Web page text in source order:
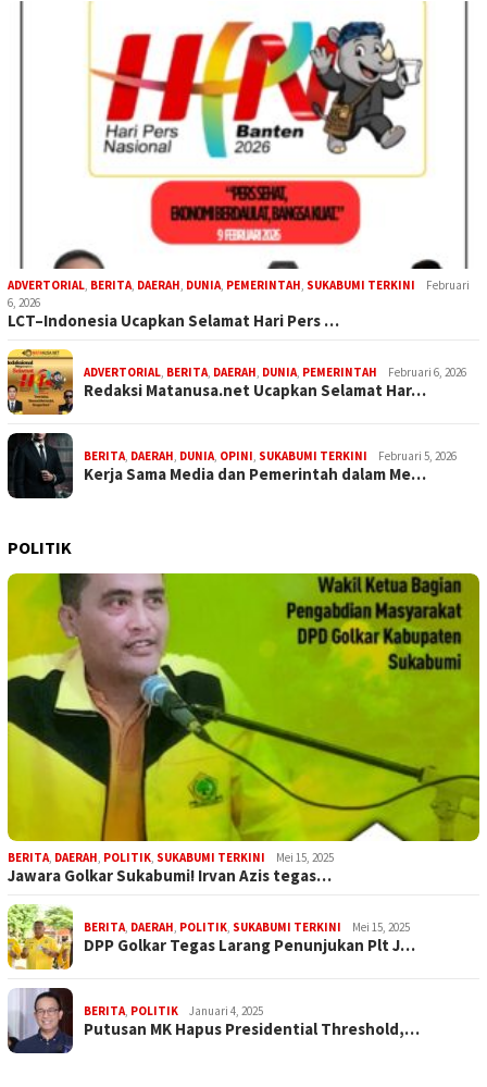
ADVERTORIAL, BERITA, DAERAH, DUNIA, PEMERINTAH, SUKABUMI TERKINI
Februari
6, 2026
LCT–Indonesia Ucapkan Selamat Hari Pers …
ADVERTORIAL, BERITA, DAERAH, DUNIA, PEMERINTAH Februari 6, 2026
Redaksi Matanusa.net Ucapkan Selamat Har…
BERITA, DAERAH, DUNIA, OPINI, SUKABUMI TERKINI Februari 5, 2026
Kerja Sama Media dan Pemerintah dalam Me…
POLITIK
BERITA, DAERAH, POLITIK, SUKABUMI TERKINI Mei 15, 2025
Jawara Golkar Sukabumi! Irvan Azis tegas…
BERITA, DAERAH, POLITIK, SUKABUMI TERKINI Mei 15, 2025
DPP Golkar Tegas Larang Penunjukan Plt J…
BERITA, POLITIK Januari 4, 2025
Putusan MK Hapus Presidential Threshold,…